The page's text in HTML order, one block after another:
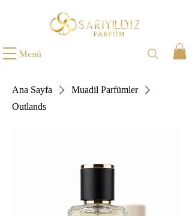
Menü
Ana Sayfa
Muadil Parfümler
Outlands